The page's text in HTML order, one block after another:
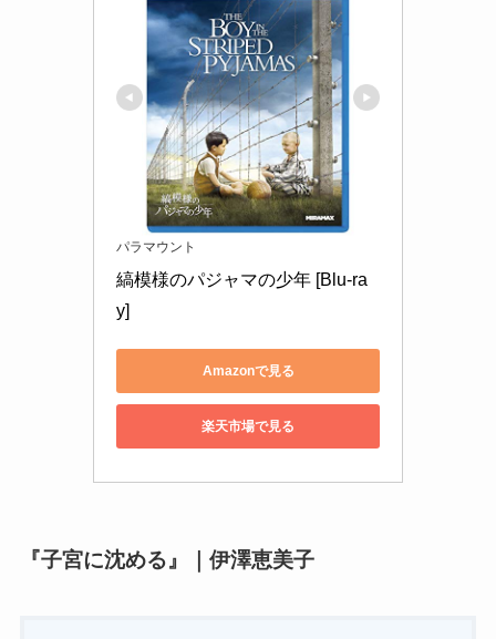
パラマウント
縞模様のパジャマの少年 [Blu-ra
y]
Amazonで見る
楽天市場で見る
『子宮に沈める』｜伊澤恵美子